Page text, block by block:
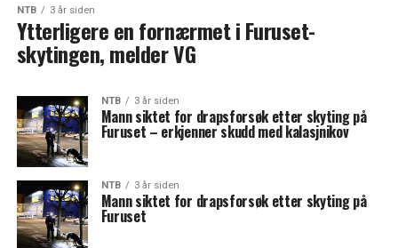
NTB 3 år siden
Ytterligere en fornærmet i Furuset-
skytingen, melder VG
NTB 3 år siden
Mann siktet for drapsforsøk etter skyting på
Furuset – erkjenner skudd med kalasjnikov
NTB 3 år siden
Mann siktet for drapsforsøk etter skyting på
Furuset